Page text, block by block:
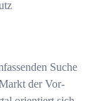
Suche
der Vor-